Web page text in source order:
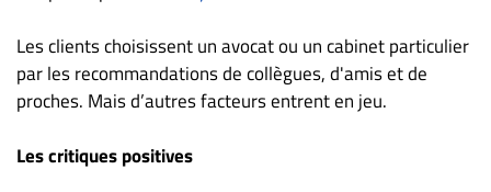
Page
entreprises
Publier
un
Publicité
Les clients choisissent un avocat ou un cabinet particulier
par les recommandations de collègues, d'amis et de
proches. Mais d’autres facteurs entrent en jeu.
Les critiques positives